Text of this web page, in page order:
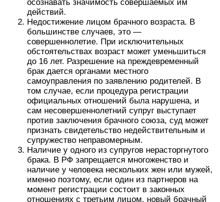
осознавать значимость совершаемых им
действий.
Недостижение лицом брачного возраста. В
большинстве случаев, это —
совершеннолетие. При исключительных
обстоятельствах возраст может уменьшиться
до 16 лет. Разрешение на преждевременный
брак дается органами местного
самоуправления по заявлению родителей. В
том случае, если процедура регистрации
официальных отношений была нарушена, и
сам несовершеннолетний супруг выступает
против заключения брачного союза, суд может
признать свидетельство недействительным и
супружество неправомерным.
Наличие у одного из супругов нерасторгнутого
брака. В РФ запрещается многоженство и
наличие у человека нескольких жен или мужей,
именно поэтому, если один из партнеров на
момент регистрации состоит в законных
отношениях с третьим лицом, новый брачный